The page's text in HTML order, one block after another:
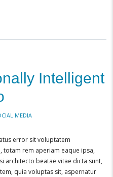
Intelligent
MEDIA
error sit voluptatem
totam rem aperiam eaque ipsa,
architecto beatae vitae dicta sunt,
quia voluptas sit, aspernatur